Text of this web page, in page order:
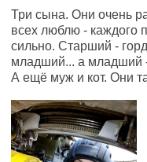
Три сына. Они очень
всех люблю - каждого
сильно. Старший -
младший... а младший
А ещё муж и кот. Они